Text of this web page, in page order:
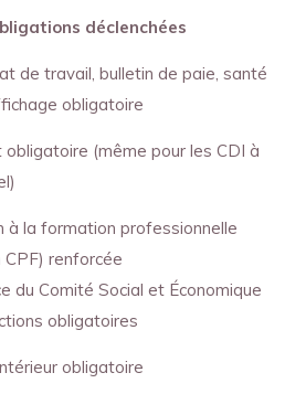
déclenchées
de travail, bulletin de paie, santé
obligatoire
(même pour les CDI à
à la formation professionnelle
renforcée
du Comité Social et Économique
obligatoires
obligatoire